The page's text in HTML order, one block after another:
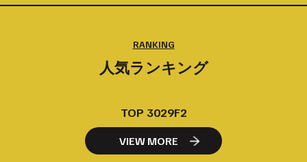
RANKING
人気ランキング
TOP 3029F2
VIEW MORE